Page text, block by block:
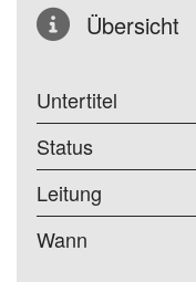
Übersicht
Untertitel
Status
Leitung
Wann